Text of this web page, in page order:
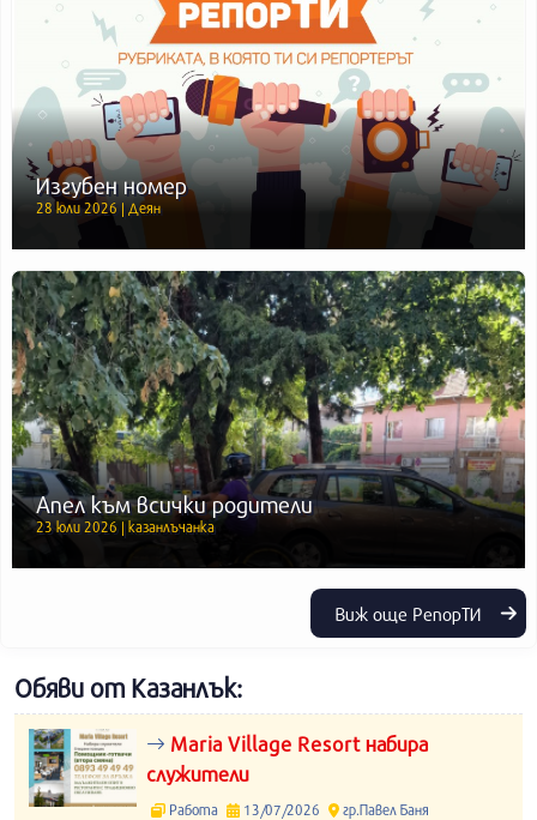
Изгубен номер
28 юли 2026 | Деян
Апел към всички родители
23 юли 2026 | казанлъчанка
Виж още РепорТИ
Обяви от Казанлък:
Maria Village Resort набира
служители
Работа 13/07/2026 гр.Павел Баня